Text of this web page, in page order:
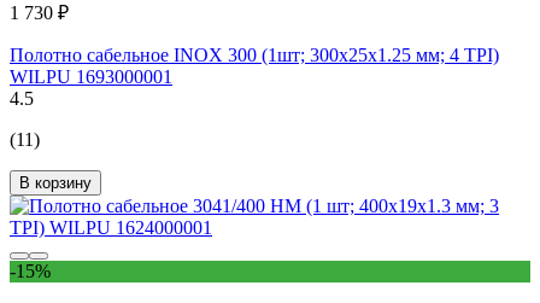
1 730 ₽
Полотно сабельное INOX 300 (1шт; 300х25х1.25 мм; 4 TPI)
WILPU 1693000001
4.5
(11)
В корзину
-15%